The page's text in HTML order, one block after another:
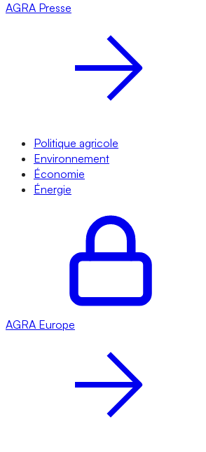
AGRA Presse
Politique agricole
Environnement
Économie
Énergie
AGRA Europe